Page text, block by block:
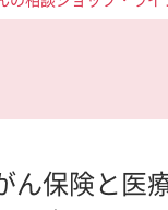
ん保険と医